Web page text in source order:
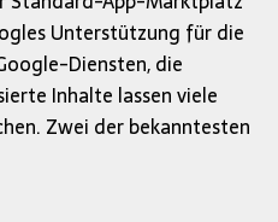
Unterstützung für die
Diensten, die
Inhalte lassen viele
Zwei der bekanntesten